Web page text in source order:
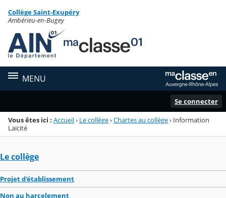
Menu de la rubrique
Contenu
Collège Saint-Exupéry
Ambérieu-en-Bugey
MENU
Se connecter
Vous êtes ici : Accueil› Le collège›Chartes au collège› Information
Laïcité
Le collège
Projet d'établissement
Non au harcelement